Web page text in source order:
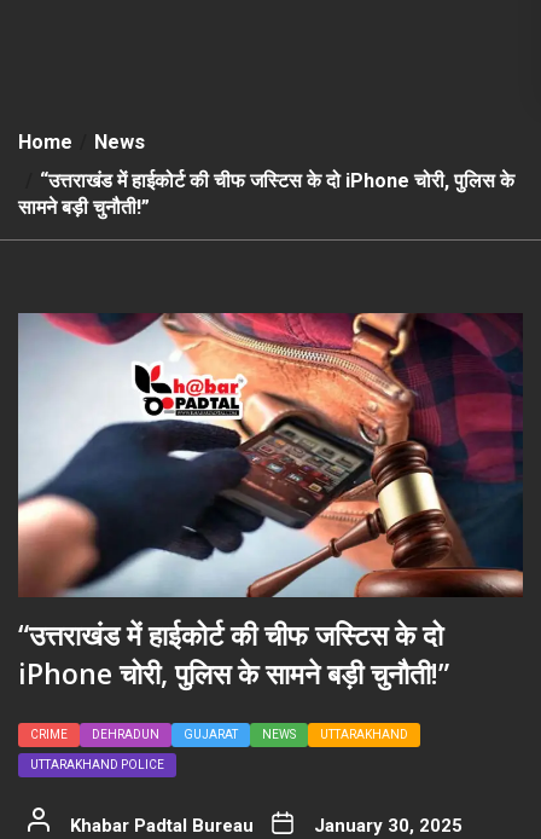
Home
News
“उत्तराखंड में हाईकोर्ट की चीफ जस्टिस के दो iPhone चोरी, पुलिस के
सामने बड़ी चुनौती!”
“उत्तराखंड में हाईकोर्ट की चीफ जस्टिस के दो
iPhone चोरी, पुलिस के सामने बड़ी चुनौती!”
CRIME DEHRADUN GUJARAT NEWS UTTARAKHAND
UTTARAKHAND POLICE
Khabar Padtal Bureau January 30, 2025